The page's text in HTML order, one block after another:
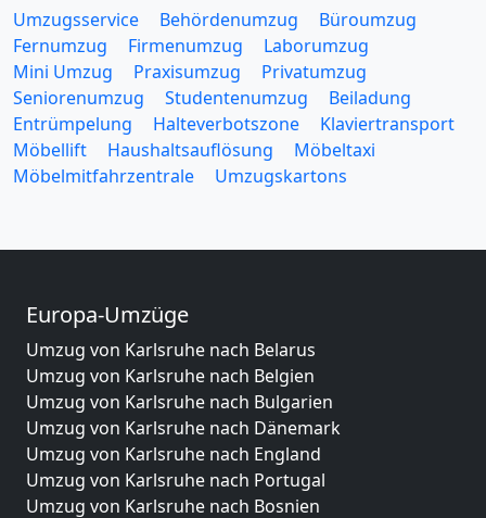
Umzugsservice Behördenumzug
Büroumzug
Fernumzug
Firmenumzug
Laborumzug
Mini Umzug
Praxisumzug
Privatumzug
Seniorenumzug
Studentenumzug
Beiladung
Entrümpelung
Halteverbotszone
Klaviertransport
Möbellift
Haushaltsauflösung
Möbeltaxi
Möbelmitfahrzentrale
Umzugskartons
Europa-Umzüge
Umzug von Karlsruhe nach Belarus
Umzug von Karlsruhe nach Belgien
Umzug von Karlsruhe nach Bulgarien
Umzug von Karlsruhe nach Dänemark
Umzug von Karlsruhe nach England
Umzug von Karlsruhe nach Portugal
Umzug von Karlsruhe nach Bosnien